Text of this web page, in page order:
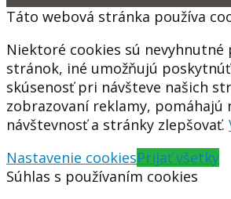
Táto webová stránka používa
Niektoré cookies sú nevyhnutné
stránok, iné umožňujú
skúsenosť pri návšteve našich
zobrazovaní reklamy, pomáhajú
návštevnosť a stránky zlepšovať.
Nastavenie cookiesPrijať všetky
Súhlas s používaním cookies